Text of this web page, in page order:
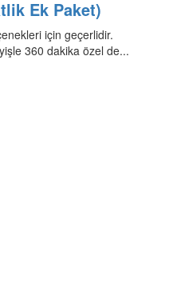
Ek Paket)
için geçerlidir.
360 dakika özel de...